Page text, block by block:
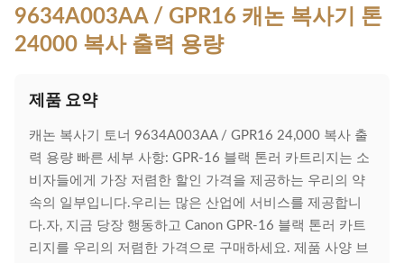
9634A003AA / GPR16 캐논 복사기 톤
24000 복사 출력 용량
제품 요약
캐논 복사기 토너 9634A003AA / GPR16 24,000 복사 출
력 용량 빠른 세부 사항: GPR-16 블랙 톤러 카트리지는 소
비자들에게 가장 저렴한 할인 가격을 제공하는 우리의 약
속의 일부입니다.우리는 많은 산업에 서비스를 제공합니
다.자, 지금 당장 행동하고 Canon GPR-16 블랙 톤러 카트
리지를 우리의 저렴한 가격으로 구매하세요. 제품 사양 브